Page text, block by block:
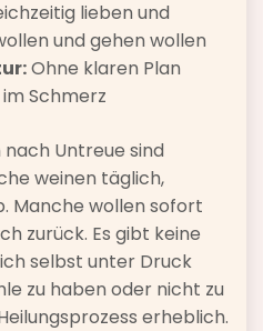
lieben und
und gehen wollen
Ohne klaren Plan
Schmerz
Untreue sind
weinen täglich,
Manche wollen sofort
zurück. Es gibt keine
selbst unter Druck
zu haben oder nicht zu
erheblich.